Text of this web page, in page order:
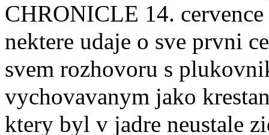
CHRONICLE 14.
nektere udaje o sve prvni
svem rozhovoru s
vychovavanym jako
ktery byl v jadre neustale